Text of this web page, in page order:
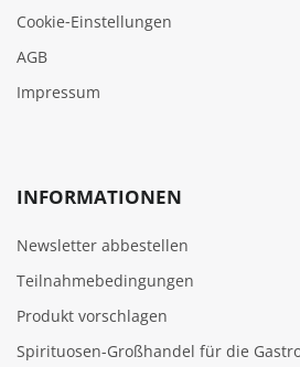
Cookie‑Einstellungen
AGB
Impressum
INFORMATIONEN
Newsletter abbestellen
Teilnahmebedingungen
Produkt vorschlagen
Spirituosen-Großhandel für die